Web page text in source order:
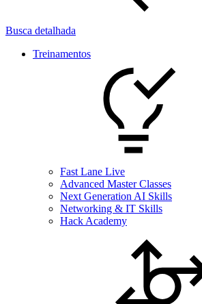
Busca detalhada
Treinamentos
Fast Lane Live
Advanced Master Classes
Next Generation AI Skills
Networking & IT Skills
Hack Academy